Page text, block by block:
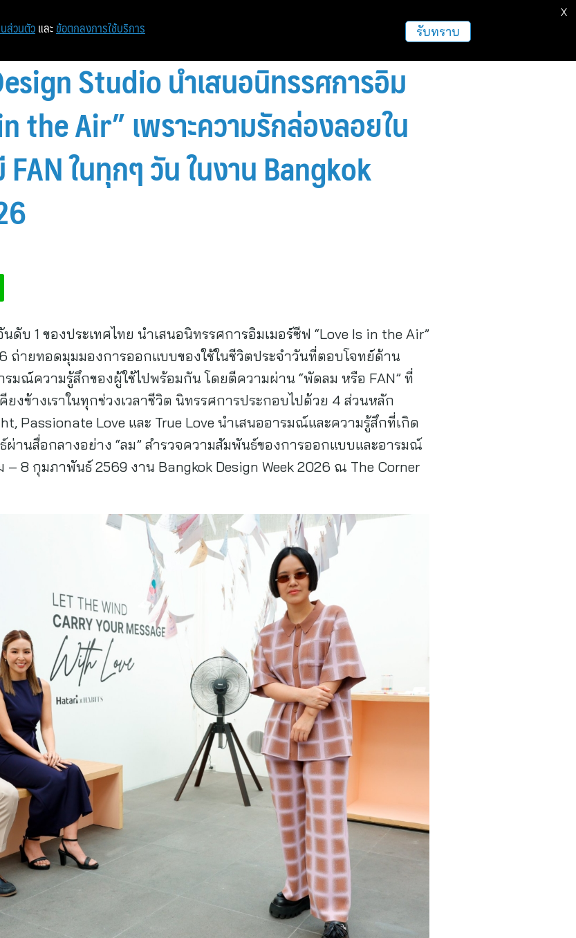
หน้าแรก ท่องเที่ยว ฝากข่าวประชาสัมพันธ์
Studio นำเสนอนิทรรศการอิม
the Air” เพราะความรักล่องลอยใน
ในทุกๆ วัน ในงาน Bangkok
บ 1 ของประเทศไทย นำเสนอนิทรรศการอิมเมอร์ซีฟ “Love Is in the Air”
ถ่ายทอดมุมมองการออกแบบของใช้ในชีวิตประจำวันที่ตอบโจทย์ด้าน
มณ์ความรู้สึกของผู้ใช้ไปพร้อมกัน โดยตีความผ่าน “พัดลม หรือ FAN” ที่
ยงข้างเราในทุกช่วงเวลาชีวิต นิทรรศการประกอบไปด้วย 4 ส่วนหลัก
Passionate Love และ True Love นำเสนออารมณ์และความรู้สึกที่เกิด
ผ่านสื่อกลางอย่าง “ลม” สำรวจความสัมพันธ์ของการออกแบบและอารมณ์
8 กุมภาพันธ์ 2569 งาน Bangkok Design Week 2026 ณ The Corner
ส่วนตัว และ ข้อตกลงการใช้บริการ รับทราบ
X